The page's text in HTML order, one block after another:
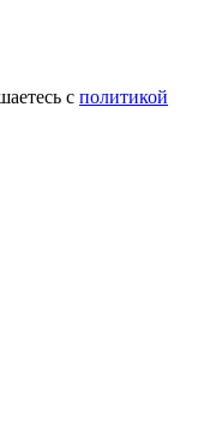
с политикой